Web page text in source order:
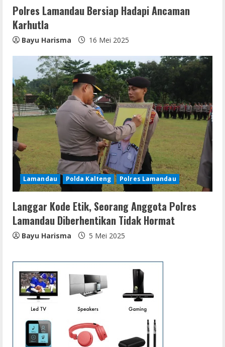
Polres Lamandau Bersiap Hadapi Ancaman
Karhutla
Bayu Harisma 16 Mei 2025
Lamandau Polda Kalteng Polres Lamandau
Langgar Kode Etik, Seorang Anggota Polres
Lamandau Diberhentikan Tidak Hormat
Bayu Harisma 5 Mei 2025